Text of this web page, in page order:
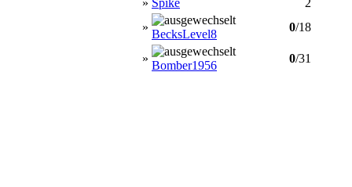
» Spike
2
»
BecksLevel8
0/18
»
Bomber1956
0/31